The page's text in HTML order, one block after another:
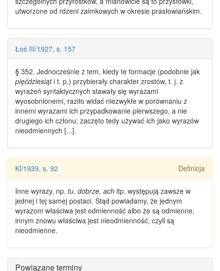
utworzone od rdzeni zaimkowych w okresie prasłowiańskim.
Łoś III/1927, s. 157
§ 352. Jednocześnie z tem, kiedy te formacje (podobnie jak
pięćdziesiąti t. p.) przybierały charakter zrostów, t. j. z
wyrażeń syntaktycznych stawały się wyrazami
wyosobnionemi, raziło widać niezwykłe w porównaniu z
innemi wyrazami ich przypadkowanie pierwszego, a nie
drugiego ich członu; zaczęto tedy używać ich jako wyrazów
nieodmiennych [...].
Kl/1939, s. 92 Definicja
Inne wyrazy, np. tu, dobrze, ach itp. występują zawsze w
jednej i tej samej postaci. Stąd powiadamy, że jednym
wyrazom właściwa jest odmienność albo że są odmienne,
innym znowu właściwa jest nieodmienność, czyli są
nieodmienne.
Powiązane terminy